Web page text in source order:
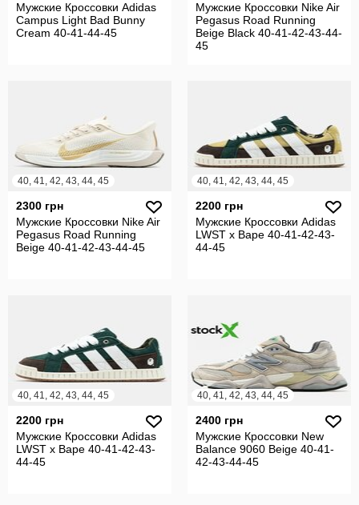
Мужские Кроссовки Adidas
Campus Light Bad Bunny
Cream 40-41-44-45
Мужские Кроссовки Nike Air
Pegasus Road Running
Beige Black 40-41-42-43-44-
45
40, 41, 42, 43, 44, 45
2300 грн
Мужские Кроссовки Nike Air
Pegasus Road Running
Beige 40-41-42-43-44-45
40, 41, 42, 43, 44, 45
2200 грн
Мужские Кроссовки Adidas
LWST x Bape 40-41-42-43-
44-45
40, 41, 42, 43, 44, 45
2200 грн
Мужские Кроссовки Adidas
LWST x Bape 40-41-42-43-
44-45
40, 41, 42, 43, 44, 45
2400 грн
Мужские Кроссовки New
Balance 9060 Beige 40-41-
42-43-44-45